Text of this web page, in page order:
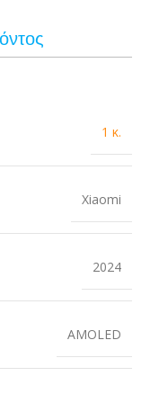
1 κ.
Xiaomi
2024
AMOLED